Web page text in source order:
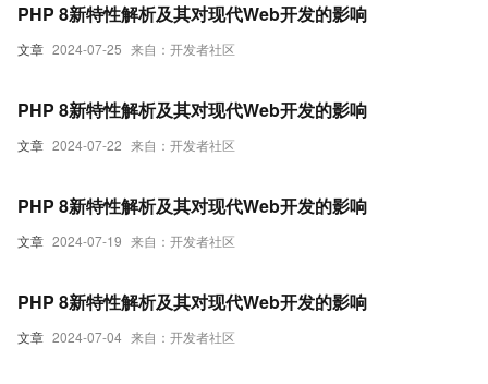
文章 2024-07-25 来自：开发者社区
PHP 8新特性解析及其对现代Web开发的影响
文章 2024-07-22 来自：开发者社区
PHP 8新特性解析及其对现代Web开发的影响
文章 2024-07-19 来自：开发者社区
PHP 8新特性解析及其对现代Web开发的影响
文章 2024-07-04 来自：开发者社区
PHP 8新特性解析及其对现代Web开发的影响